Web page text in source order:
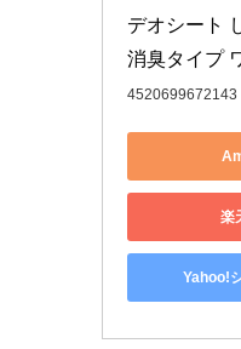
デオシート
消臭タイプ
4520699672143
楽
Yahoo!